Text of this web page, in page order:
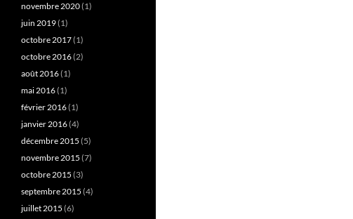
novembre 2020(1)
juin 2019(1)
octobre 2017(1)
octobre 2016(2)
août 2016(1)
mai 2016(1)
février 2016(1)
janvier 2016(4)
décembre 2015 (5)
novembre 2015 (7)
octobre 2015 (3)
septembre 2015 (4)
juillet 2015 (6)